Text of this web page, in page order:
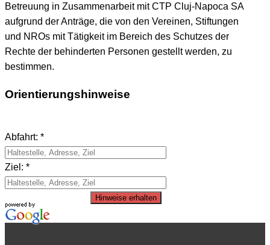
Betreuung in Zusammenarbeit mit CTP Cluj-Napoca SA
aufgrund der Anträge, die von den Vereinen, Stiftungen
und NROs mit Tätigkeit im Bereich des Schutzes der
Rechte der behinderten Personen gestellt werden, zu
bestimmen.
Orientierungshinweise
Abfahrt: *
Ziel: *
Hinweise erhalten